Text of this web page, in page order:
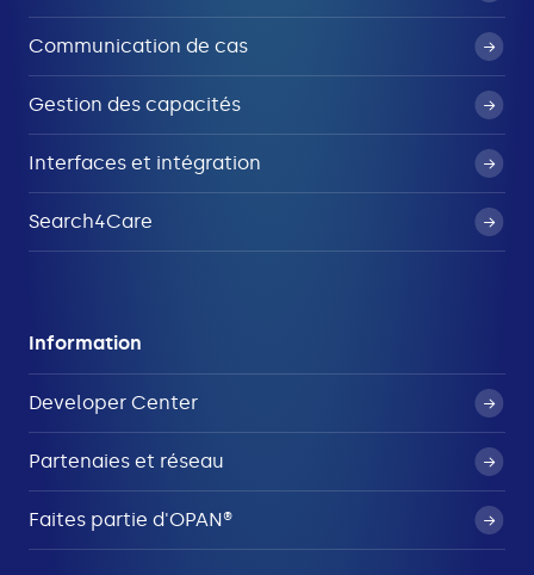
Communication de cas
Gestion des capacités
Interfaces et intégration
Search4Care
Information
Developer Center
Partenaies et réseau
Faites partie d'OPAN®